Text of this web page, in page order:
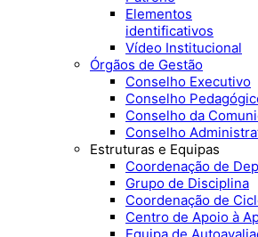
Elementos
identificativos
Vídeo Institucional
Órgãos de Gestão
Conselho Executivo
Conselho
Conselho da
Conselho
Estruturas e Equipas
Coordenação de
Grupo de Disciplina
Coordenação de
Centro de Apoio à